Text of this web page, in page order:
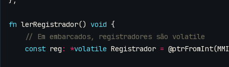
fn lerRegistrador() void {
const reg : *volatile Registrador = @ptrFromInt(